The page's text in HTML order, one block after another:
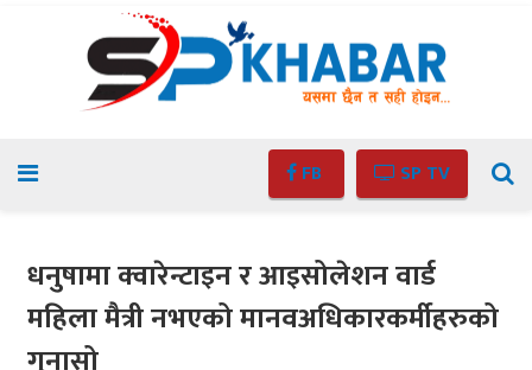
FB SP TV
धनुषामा क्वारेन्टाइन र आइसोलेशन वार्ड
महिला मैत्री नभएको मानवअधिकारकर्मीहरुको